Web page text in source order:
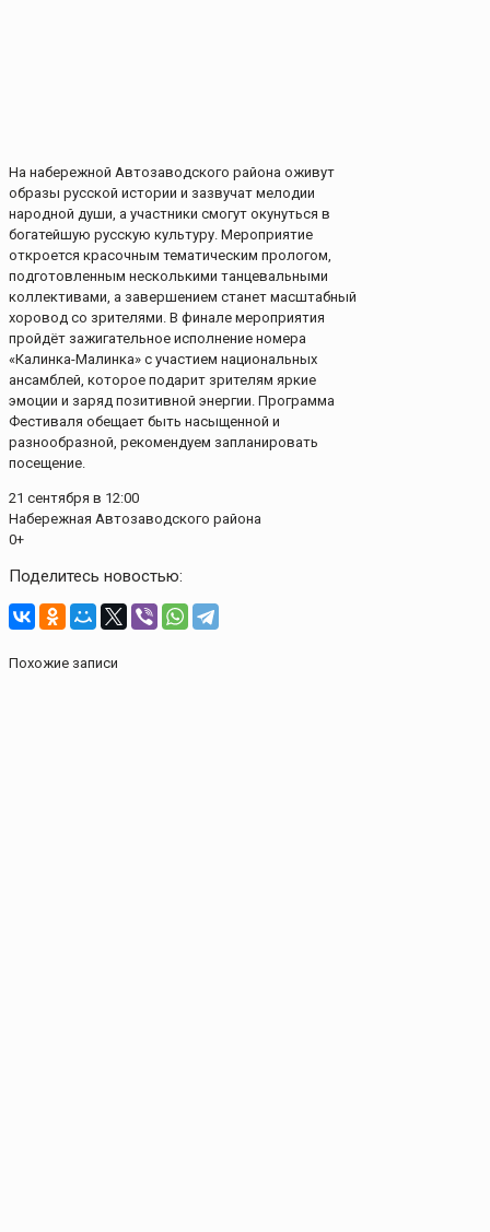
На набережной Автозаводского района оживут
образы русской истории и зазвучат мелодии
народной души, а участники смогут окунуться в
богатейшую русскую культуру. Мероприятие
откроется красочным тематическим прологом,
подготовленным несколькими танцевальными
коллективами, а завершением станет масштабный
хоровод со зрителями. В финале мероприятия
пройдёт зажигательное исполнение номера
«Калинка-Малинка» с участием национальных
ансамблей, которое подарит зрителям яркие
эмоции и заряд позитивной энергии. Программа
Фестиваля обещает быть насыщенной и
разнообразной, рекомендуем запланировать
посещение.
21 сентября в 12:00
Набережная Автозаводского района
0+
Поделитесь новостью:
Похожие записи